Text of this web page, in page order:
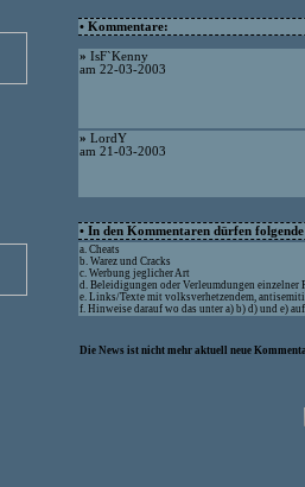
• Kommentare:
» IsF`Kenny
am 22-03-2003
» LordY
am 21-03-2003
• In den Kommentaren dürfen
a. Cheats
b. Warez und Cracks
c. Werbung jeglicher Art
d. Beleidigungen oder Verleumdungen einzelner
e. Links/Texte mit volksverhetzendem,
f. Hinweise darauf wo das unter a) b) d) und e)
Die News ist nicht mehr aktuell neue